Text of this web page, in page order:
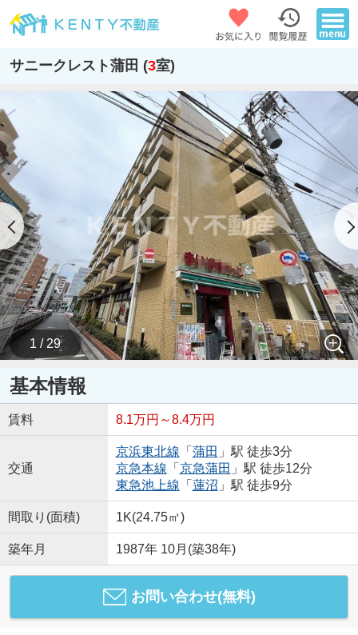
サニークレスト蒲田 (3室)
1 / 29
基本情報
賃料 8.1万円～8.4万円
交通
京浜東北線 「 蒲田 」駅 徒歩3分
京急本線 「 京急蒲田 」駅 徒歩12分
東急池上線 「 蓮沼 」駅 徒歩9分
間取り(面積) 1K(24.75㎡)
築年月 1987年 10月(築38年)
お問い合わせ(無料)